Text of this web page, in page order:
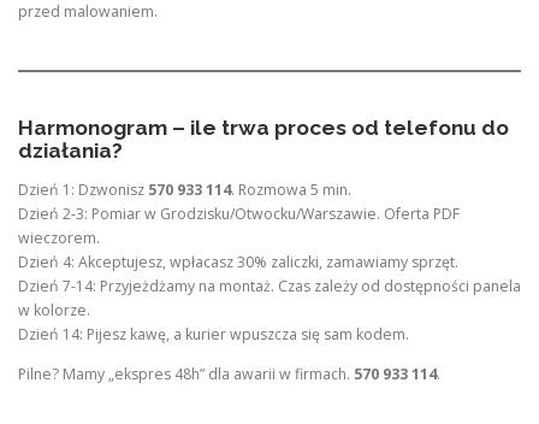
przed malowaniem.
Harmonogram – ile trwa proces od telefonu do
działania?
Dzień 1: Dzwonisz 570 933 114. Rozmowa 5 min.
Dzień 2-3: Pomiar w Grodzisku/Otwocku/Warszawie. Oferta PDF
wieczorem.
Dzień 4: Akceptujesz, wpłacasz 30% zaliczki, zamawiamy sprzęt.
Dzień 7-14: Przyjeżdżamy na montaż. Czas zależy od dostępności panela
w kolorze.
Dzień 14: Pijesz kawę, a kurier wpuszcza się sam kodem.
Pilne? Mamy „ekspres 48h” dla awarii w firmach. 570 933 114.